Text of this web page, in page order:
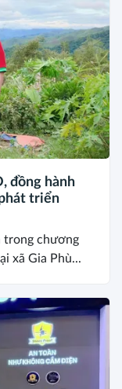
đồng hành
triển
trong chương
xã Gia Phù...